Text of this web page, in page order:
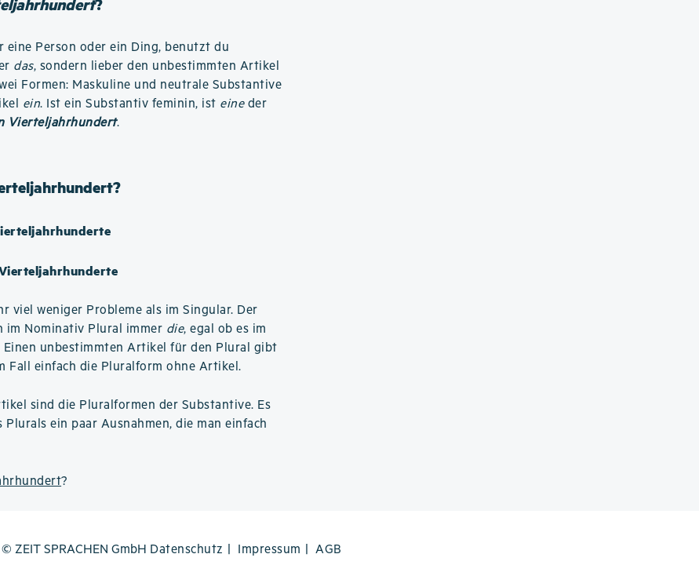
?
eine Person oder ein Ding, benutzt du
das, sondern lieber den unbestimmten Artikel
Formen: Maskuline und neutrale Substantive
ein. Ist ein Substantiv feminin, ist eineder
Vierteljahrhundert.
viel weniger Probleme als im Singular. Der
im Nominativ Plural immer die, egal ob es im
unbestimmten Artikel für den Plural gibt
Fall einfach die Pluralform ohne Artikel.
sind die Pluralformen der Substantive. Es
ein paar Ausnahmen, die man einfach
?
© ZEIT SPRACHEN GmbH Datenschutz Impressum AGB